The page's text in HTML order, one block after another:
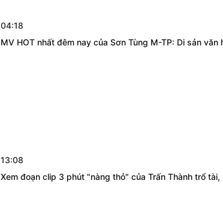
04:18
MV HOT nhất đêm nay của Sơn Tùng M-TP: Di sản
13:08
Xem đoạn clip 3 phút "nàng thỏ" của Trấn Thành trổ